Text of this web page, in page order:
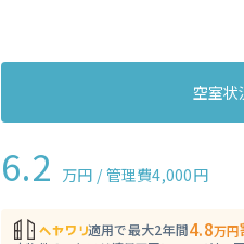
空室状
6.2 万円 / 管理費4,000円
適用で最大2年間4.8万円